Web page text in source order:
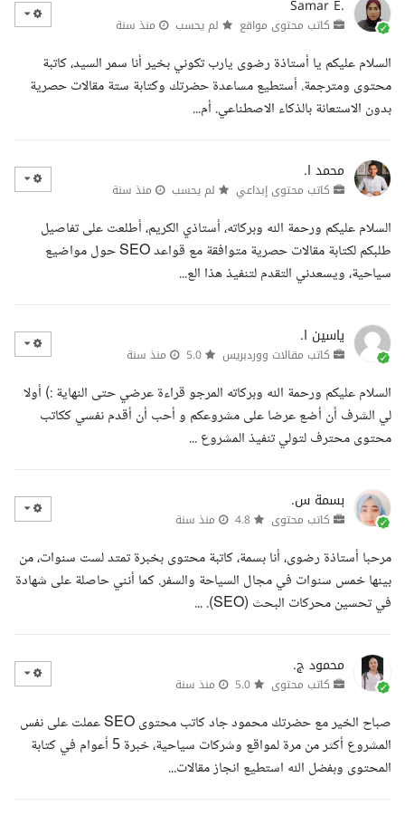
Samar E.
كاتب محتوى مواقع لم يحسب منذ سنة
السلام عليكم يا أستاذة رضوى يارب تكوني بخير أنا سمر السيد، كاتبة
محتوى ومترجمة. أستطيع مساعدة حضرتك وكتابة ستة مقالات حصرية
بدون الاستعانة بالذكاء الاصطناعي. أم...
محمد ا.
كاتب محتوى إبداعي لم يحسب منذ سنة
السلام عليكم ورحمة الله وبركاته، أستاذي الكريم، أطلعت على تفاصيل
طلبكم لكتابة مقالات حصرية متوافقة مع قواعد SEO حول مواضيع
سياحية، ويسعدني التقدم لتنفيذ هذا الع...
ياسين ا.
كاتب مقالات ووردبريس منذ سنة
السلام عليكم ورحمة الله وبركاته المرجو قراءة عرضي حتى النهاية :) أولا
لي الشرف أن أضع عرضا على مشروعكم و أحب أن أقدم نفسي ككاتب
محتوى محترف لتولي تنفيذ المشروع ...
بسمة س.
كاتب محتوى منذ سنة
مرحبا أستاذة رضوى، أنا بسمة، كاتبة محتوى بخبرة تمتد لست سنوات، من
بينها خمس سنوات في مجال السياحة والسفر. كما أنني حاصلة على شهادة
في تحسين محركات البحث (SEO). ...
محمود ج.
كاتب محتوى منذ سنة
صباح الخير مع حضرتك محمود جاد كاتب محتوى SEO عملت على نفس
المشروع أكثر من مرة لمواقع وشركات سياحية، خبرة 5 أعوام في كتابة
المحتوى وبفضل الله استطيع انجاز مقالات...